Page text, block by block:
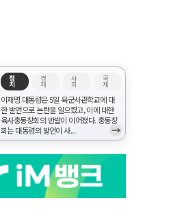
정
치
경
제
사
회
국
제
이재명 대통령은 5일 육군사관학교에 대
한 발언으로 논란을 일으켰고, 이에 대한
육사총동창회의 반발이 이어졌다. 총동창
회는 대통령의 발언이 사...
→